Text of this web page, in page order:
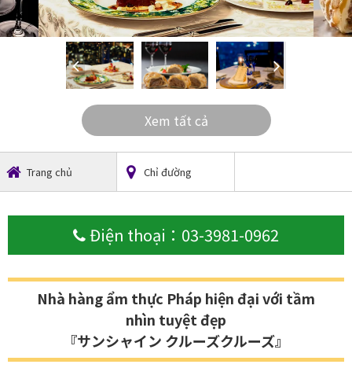
Xem tất cả
Trang chủ Chỉ đường
Điện thoại：03-3981-0962
Nhà hàng ẩm thực Pháp hiện đại với tầm
nhìn tuyệt đẹp
『サンシャイン クルーズクルーズ』